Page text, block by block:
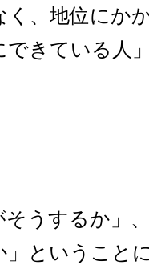
、地位にか
できている人
うするか」
」ということ